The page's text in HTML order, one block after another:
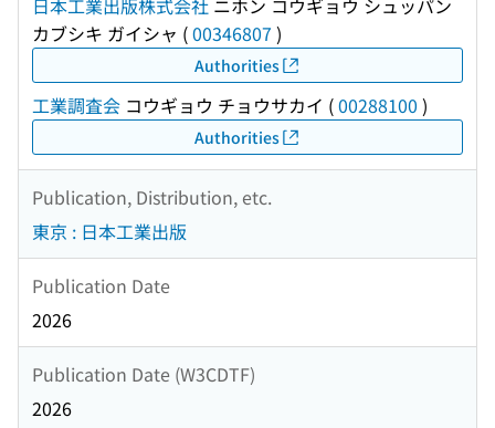
日本工業出版株式会社 ニホン コウギョウ シュッパン
カブシキ ガイシャ (00346807 )
Authorities
工業調査会 コウギョウ チョウサカイ (00288100 )
Authorities
Publication, Distribution, etc.
東京 : 日本工業出版
Publication Date
2026
Publication Date (W3CDTF)
2026